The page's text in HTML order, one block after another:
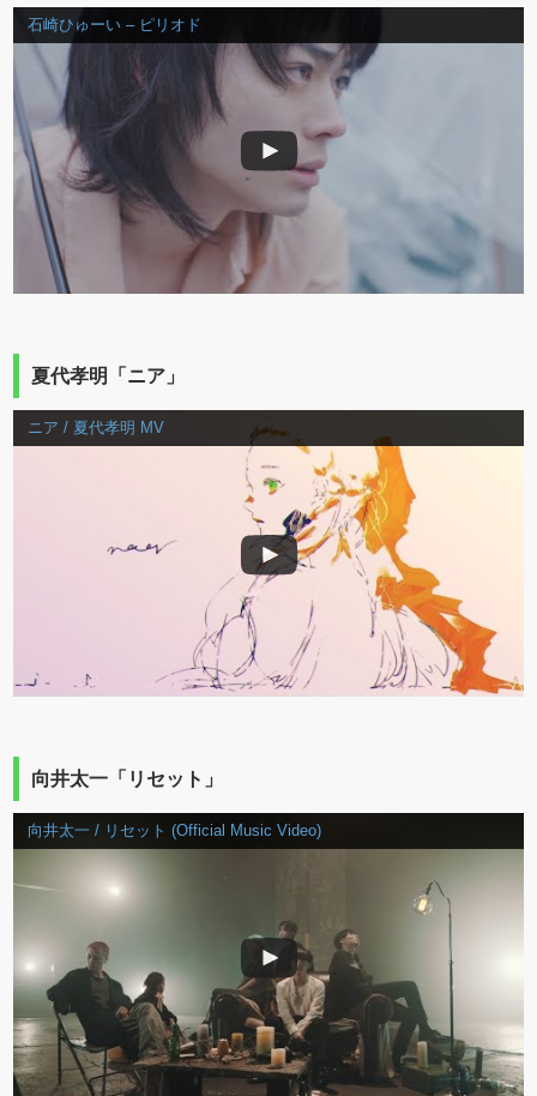
石崎ひゅーい – ピリオド
夏代孝明「ニア」
ニア / 夏代孝明 MV
向井太一「リセット」
向井太一 / リセット (Official Music Video)